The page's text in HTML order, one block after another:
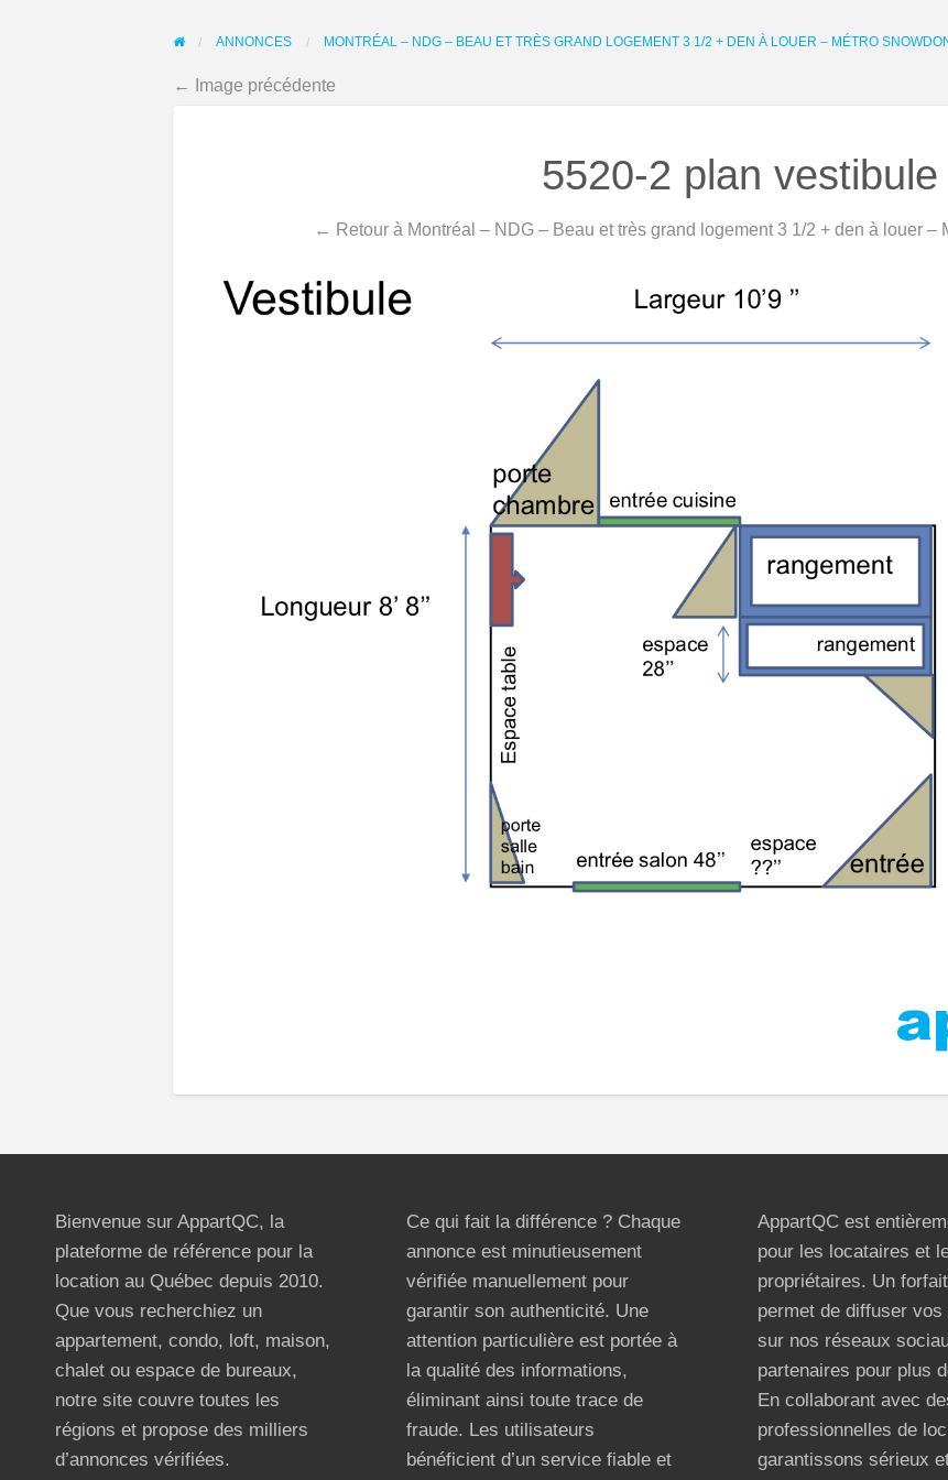
ANNONCES MONTRÉAL – NDG – BEAU ET TRÈS GRAND LOGEMENT 3 1/2 + DEN À LOUER – MÉTRO
← Image précédente
5520-2 plan vestibule
← Retour à Montréal – NDG – Beau et très grand logement 3 1/2 + den à louer –
Bienvenue sur AppartQC, la
plateforme de référence pour la
location au Québec depuis 2010.
Que vous recherchiez un
appartement, condo, loft, maison,
chalet ou espace de bureaux,
notre site couvre toutes les
régions et propose des milliers
d’annonces vérifiées.
Ce qui fait la différence ? Chaque
annonce est minutieusement
vérifiée manuellement pour
garantir son authenticité. Une
attention particulière est portée à
la qualité des informations,
éliminant ainsi toute trace de
fraude. Les utilisateurs
bénéficient d’un service fiable et
AppartQC est
pour les locataires et
propriétaires. Un
permet de diffuser vos
sur nos réseaux
partenaires pour plus
En collaborant avec
professionnelles de
garantissons sérieux